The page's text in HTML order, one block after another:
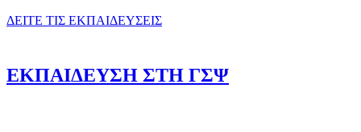
ΔΕΙΤΕ ΤΙΣ ΕΚΠΑΙΔΕΥΣΕΙΣ
ΕΚΠΑΙΔΕΥΣΗ ΣΤΗ ΓΣΨ